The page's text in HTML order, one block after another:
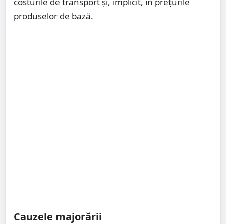
produselor de bază.
Cauzele majorării